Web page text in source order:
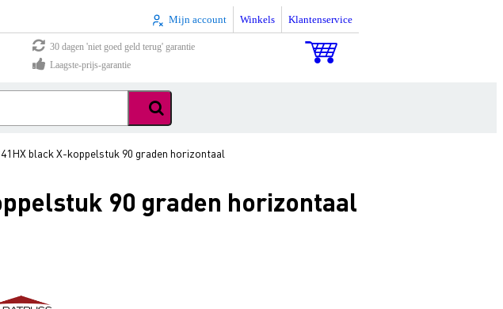
Mijn account Winkels Klantenservice
30 dagen 'niet goed geld terug' garantie
Laagste-prijs-garantie
black X-koppelstuk 90 graden horizontaal
90 graden horizontaal